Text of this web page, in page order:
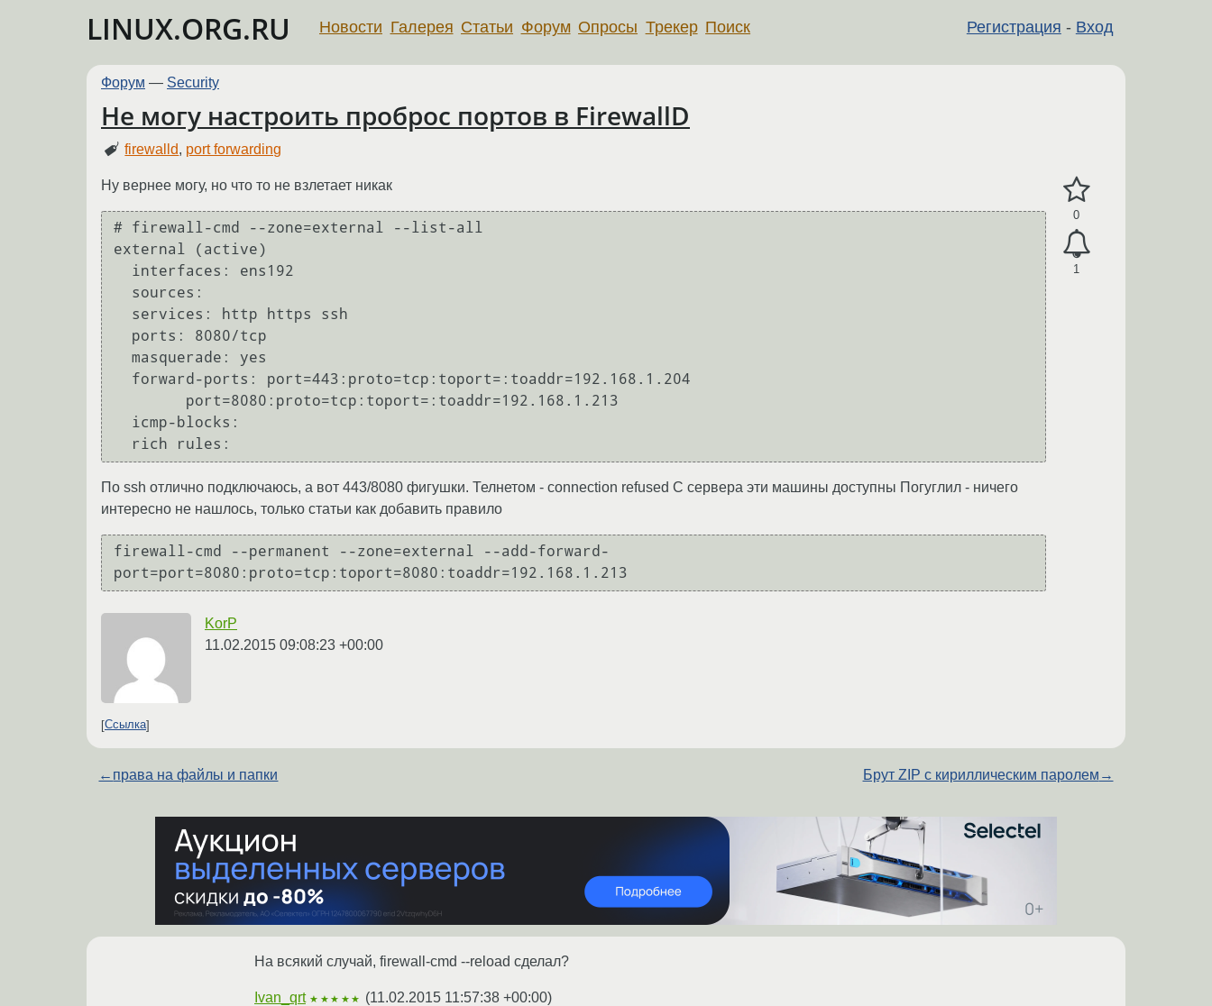
LINUX.ORG.RU Регистрация - Вход
Новости Галерея Статьи Форум Опросы Трекер Поиск
Форум — Security
Не могу настроить проброс портов в FirewallD
firewalld, port forwarding
0
1
Ну вернее могу, но что то не взлетает никак
# firewall-cmd --zone=external --list-all
external (active)
По ssh отлично подключаюсь, а вот 443/8080 фигушки. Телнетом - connection refused С сервера эти машины доступны Погуглил - ничего
интересно не нашлось, только статьи как добавить правило
firewall-cmd --permanent --zone=external --add-forward-
port=port=8080:proto=tcp:toport=8080:toaddr=192.168.1.213
KorP
11.02.2015 09:08:23 +00:00
Ссылка
← права на файлы и папки Брут ZIP с кириллическим паролем →
На всякий случай, firewall-cmd --reload сделал?
Ivan_qrt ★★★★★ (11.02.2015 11:57:38 +00:00)